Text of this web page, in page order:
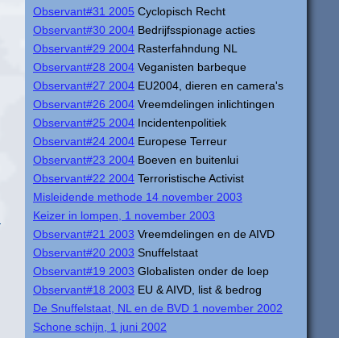
Observant#31 2005 Cyclopisch Recht
Observant#30 2004 Bedrijfsspionage acties
Observant#29 2004 Rasterfahndung NL
Observant#28 2004 Veganisten barbeque
Observant#27 2004 EU2004, dieren en camera's
Observant#26 2004 Vreemdelingen inlichtingen
Observant#25 2004 Incidentenpolitiek
Observant#24 2004 Europese Terreur
Observant#23 2004 Boeven en buitenlui
Observant#22 2004 Terroristische Activist
Misleidende methode 14 november 2003
Keizer in lompen, 1 november 2003
Observant#21 2003 Vreemdelingen en de AIVD
Observant#20 2003 Snuffelstaat
Observant#19 2003 Globalisten onder de loep
Observant#18 2003 EU & AIVD, list & bedrog
De Snuffelstaat, NL en de BVD 1 november 2002
Schone schijn, 1 juni 2002